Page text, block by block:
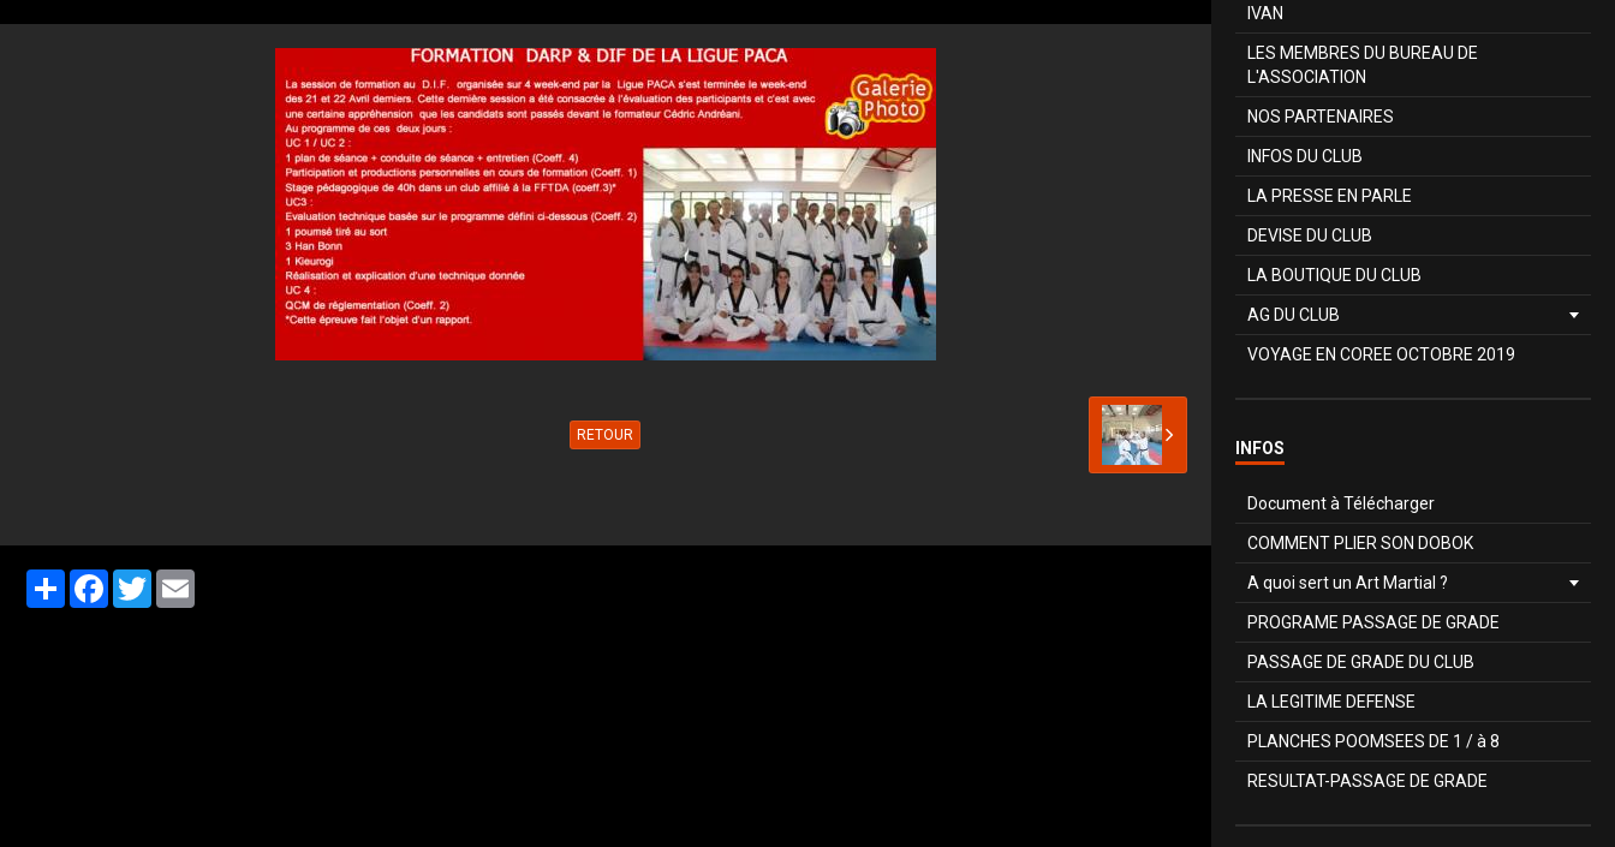
RETOUR
PartagerFacebook
Twitter
IVAN
LES MEMBRES DU BUREAU DE
L'ASSOCIATION
NOS PARTENAIRES
INFOS DU CLUB
LA PRESSE EN PARLE
DEVISE DU CLUB
LA BOUTIQUE DU CLUB
AG DU CLUB
VOYAGE EN COREE OCTOBRE 2019
INFOS
Document à Télécharger
COMMENT PLIER SON DOBOK
A quoi sert un Art Martial ?
PROGRAME PASSAGE DE GRADE
PASSAGE DE GRADE DU CLUB
LA LEGITIME DEFENSE
PLANCHES POOMSEES DE 1 / à 8
RESULTAT-PASSAGE DE GRADE